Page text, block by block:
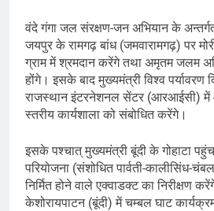
वंदे गंगा जल संरक्षण-जन अभियान के
जयपुर के रामगढ़ बांध (जमवारामगढ़) पर
ग्राम में श्रमदान करेंगे तथा अमृतम जलम
होंगे। इसके बाद मुख्यमंत्री विश्व
राजस्थान इंटरनेशनल सेंटर (आरआईसी) में
स्तरीय कार्यशाला को संबोधित करेंगे।
इसके पश्चात् मुख्यमंत्री बूंदी के गोहाटा
परियोजना (संशोधित पार्वती-कालीसिंध-
निर्मित होने वाले एक्वाडक्ट का निरीक्षण
केशोरायपाटन (बूंदी) में चम्बल घाट